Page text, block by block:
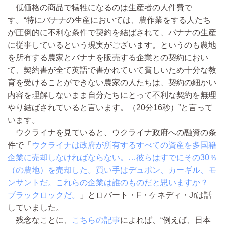
低価格の商品で犠牲になるのは生産者の人件費で
す。“特にバナナの生産においては、農作業をする人たち
が圧倒的に不利な条件で契約を結ばされて、バナナの生産
に従事しているという現実がございます。というのも農地
を所有する農家とバナナを販売する企業との契約におい
て、契約書が全て英語で書かれていて貧しいため十分な教
育を受けることができない農家の人たちは、契約の細かい
内容を理解しないまま自分たちにとって不利な契約を無理
やり結ばされていると言います。（20分16秒）”と言って
います。
ウクライナを見ていると、ウクライナ政府への融資の条
件で「 ウクライナは政府が所有するすべての資産を多国籍
企業に売却しなければならない。…彼らはすでにその30％
（の農地）を売却した。買い手はデュポン、カーギル、モ
ンサントだ。これらの企業は誰のものだと思いますか？
ブラックロックだ。
」とロバート・F・ケネディ・Jrは話
していました。
残念なことに、
こちらの記事によれば、“例えば、日本